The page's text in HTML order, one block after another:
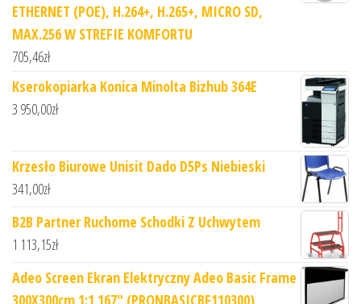
ETHERNET (POE), H.264+, H.265+, MICRO SD,
MAX.256 W STREFIE KOMFORTU
705,46zł
Kserokopiarka Konica Minolta Bizhub 364E
3 950,00zł
Krzesło Biurowe Unisit Dado D5Ps Niebieski
341,00zł
B2B Partner Ruchome Schodki Z Uchwytem
1 113,15zł
Adeo Screen Ekran Elektryczny Adeo Basic Frame
300X300cm 1:1 167" (PRONBASICBF110300)